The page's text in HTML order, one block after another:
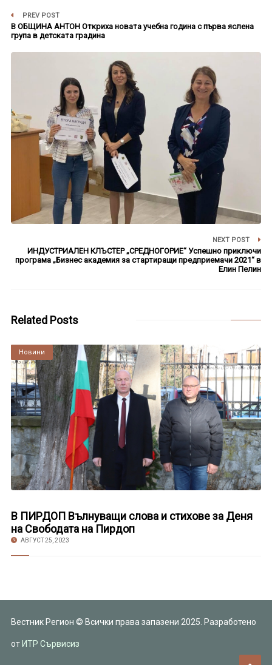
PREV POST
В ОБЩИНА АНТОН Откриха новата учебна година с първа яслена
група в детската градина
NEXT POST
ИНДУСТРИАЛЕН КЛЪСТЕР „СРЕДНОГОРИЕ“ Успешно приключи
програма „Бизнес академия за стартиращи предприемачи 2021“ в
Елин Пелин
Related Posts
Култура
Новини
В ПИРДОП Вълнуващи слова и стихове за Деня
на Свободата на Пирдоп
АВГУСТ 25, 2023
Вестник Регион © Всички права запазени 2025. Разработено
от ИТР Сървисиз